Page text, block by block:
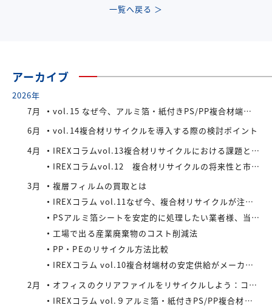
一覧へ戻る ＞
アーカイブ
2026年
7月
vol.15 なぜ今、アルミ箔・紙付きPS/PP複合材端材が注目されているのか
6月
vol.14複合材リサイクルを導入する際の検討ポイント
4月
IREXコラムvol.13複合材リサイクルにおける課題と今後の展望
IREXコラムvol.12 複合材リサイクルの将来性と市場拡大の可能性
3月
複層フィルムの買取とは
IREXコラム vol.11なぜ今、複合材リサイクルが注目されているのか
PSアルミ箔シートを安定的に処理したい業者様、当社が買い取ります！
工場で出る産業廃棄物のコスト削減法
PP・PEのリサイクル方法比較
IREXコラム vol.10複合材端材の安定供給がメーカーにもたらすメリット
2月
オフィスのクリアファイルをリサイクルしよう：コストと環境負荷を同時に減らす方法
IREXコラム vol.９アルミ箔・紙付きPS/PP複合材端材の回収スキームと全国対応体制